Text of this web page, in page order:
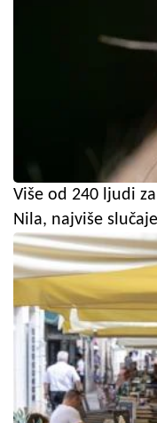
Više od 240 ljudi
Nila, najviše